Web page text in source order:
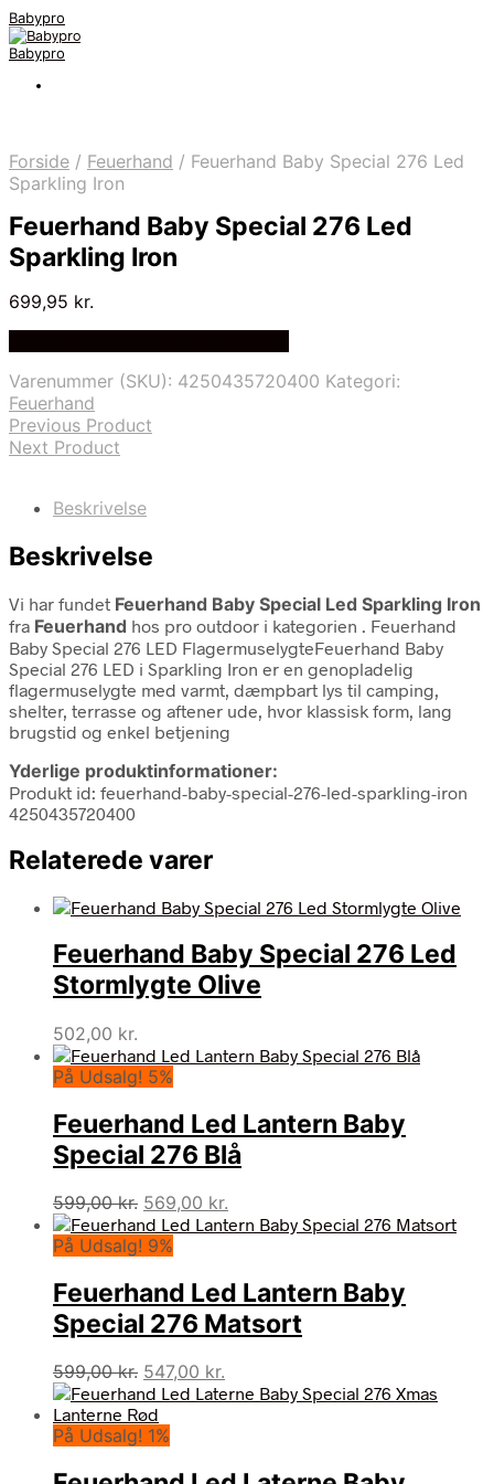
Babypro
Babypro
Forside / Feuerhand / Feuerhand Baby Special 276 Led
Sparkling Iron
Feuerhand Baby Special 276 Led
Sparkling Iron
699,95 kr.
Varenummer (SKU): 4250435720400 Kategori:
Feuerhand
Previous Product
Next Product
Beskrivelse
Beskrivelse
Vi har fundet Feuerhand Baby Special Led Sparkling Iron
fra Feuerhand hos pro outdoor i kategorien . Feuerhand
Baby Special 276 LED FlagermuselygteFeuerhand Baby
Special 276 LED i Sparkling Iron er en genopladelig
flagermuselygte med varmt, dæmpbart lys til camping,
shelter, terrasse og aftener ude, hvor klassisk form, lang
brugstid og enkel betjening
Yderlige produktinformationer:
Produkt id: feuerhand-baby-special-276-led-sparkling-iron
4250435720400
Relaterede varer
Feuerhand Baby Special 276 Led
Stormlygte Olive
502,00 kr.
På Udsalg! 5%
Feuerhand Led Lantern Baby
Special 276 Blå
599,00kr. Den
oprindelige
pris
599,00 kr..
569,00 kr.
aktuelle
569,00 kr..
På Udsalg! 9%
Feuerhand Led Lantern Baby
Special 276 Matsort
599,00kr. Den
oprindelige
pris
var:
547,00 kr.
aktuelle
På Udsalg! 1%